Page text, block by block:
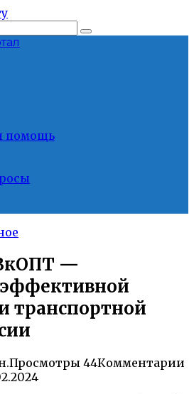
помощь
—
транспортной
Просмотры 44Комментарии